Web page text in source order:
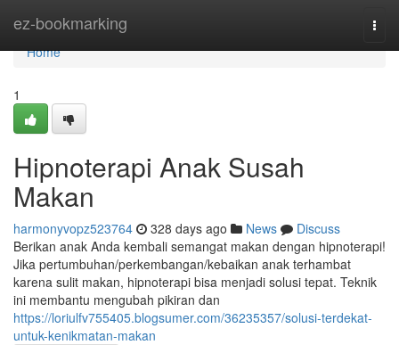
ez-bookmarking
Home
Home
1
Hipnoterapi Anak Susah
Makan
harmonyvopz523764 328 days ago News
Discuss
Berikan anak Anda kembali semangat makan dengan hipnoterapi!
Jika pertumbuhan/perkembangan/kebaikan anak terhambat
karena sulit makan, hipnoterapi bisa menjadi solusi tepat. Teknik
ini membantu mengubah pikiran dan
https://loriulfv755405.blogsumer.com/36235357/solusi-terdekat-
untuk-kenikmatan-makan